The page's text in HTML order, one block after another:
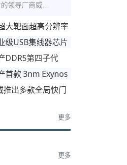
领导厂商威…
大靶面超高分辨率
图像传感器
级USB集线器芯片
靠性应用市场
DDR5第四子代
首款 3nm Exynos
出多款全局快门
更多
更多